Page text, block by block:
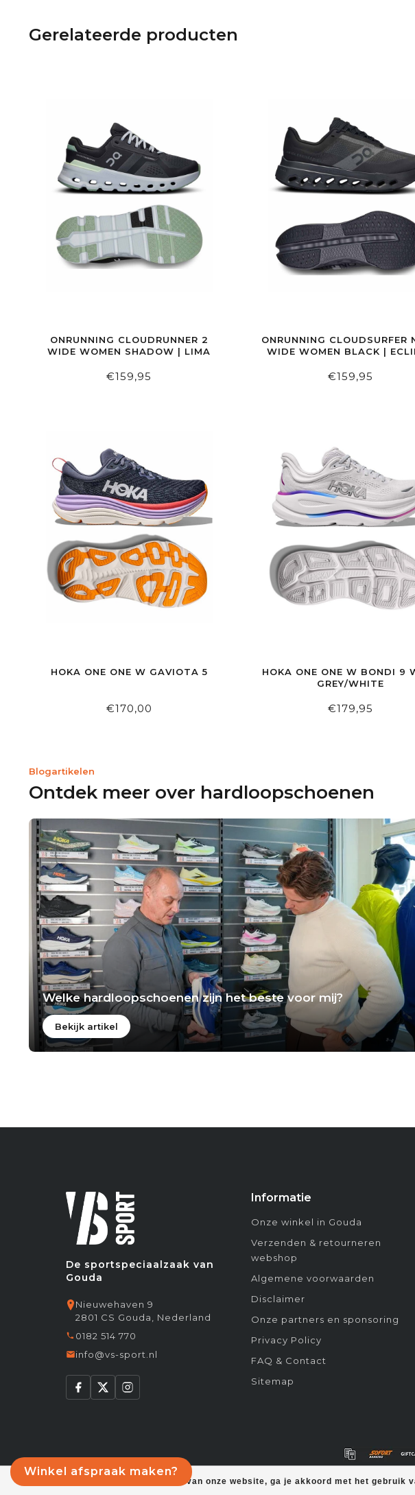
Winkel afspraak maken?
Gerelateerde producten
ONRUNNING CLOUDRUNNER 2
WIDE WOMEN SHADOW | LIMA
€159,95
ONRUNNING CLOUDSURFER
WIDE WOMEN BLACK |
€159,95
HOKA ONE ONE W GAVIOTA 5
€170,00
HOKA ONE ONE W BONDI 9
GREY/WHITE
€179,95
Blogartikelen
Ontdek meer over hardloopschoenen
Welke hardloopschoenen zijn het beste voor mij?
Bekijk artikel
Door het gebruiken van onze website, ga je akkoord met het gebruik
De sportspeciaalzaak van
Gouda
Nieuwehaven 9
2801 CS Gouda, Nederland
0182 514 770
info@vs-sport.nl
Informatie
Onze winkel in Gouda
Verzenden & retourneren
webshop
Algemene voorwaarden
Disclaimer
Onze partners en sponsoring
Privacy Policy
FAQ & Contact
Sitemap